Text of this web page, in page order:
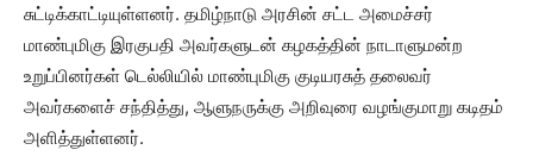
சுட்டிக்காட்டியுள்ளனர். தமிழ்நாடு அரசின் சட்ட அமைச்சர்
மாண்புமிகு இரகுபதி அவர்களுடன் கழகத்தின் நாடாளுமன்ற
உறுப்பினர்கள் டெல்லியில் மாண்புமிகு குடியரசுத் தலைவர்
அவர்களைச் சந்தித்து, ஆளுநருக்கு அறிவுரை வழங்குமாறு கடிதம்
அளித்துள்ளனர்.